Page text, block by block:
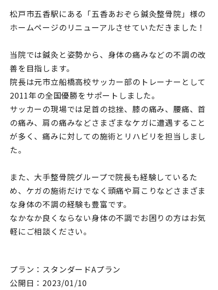
松戸市五香駅にある「五香あおぞら鍼灸整骨院」様の
ホームページのリニューアルさせていただきました！
当院では鍼灸と姿勢から、身体の痛みなどの不調の改
善を目指します。
院長は元市立船橋高校サッカー部のトレーナーとして
2011年の全国優勝をサポートしました。
サッカーの現場では足首の捻挫、膝の痛み、腰痛、首
の痛み、肩の痛みなどさまざまなケガに遭遇すること
が多く、痛みに対しての施術とリハビリを担当しまし
た。
また、大手整骨院グループで院長も経験しているた
め、ケガの施術だけでなく頭痛や肩こりなどさまざま
な身体の不調の経験も豊富です。
なかなか良くならない身体の不調でお困りの方はお気
軽にご相談ください。
プラン：スタンダードAプラン
公開日：2023/01/10